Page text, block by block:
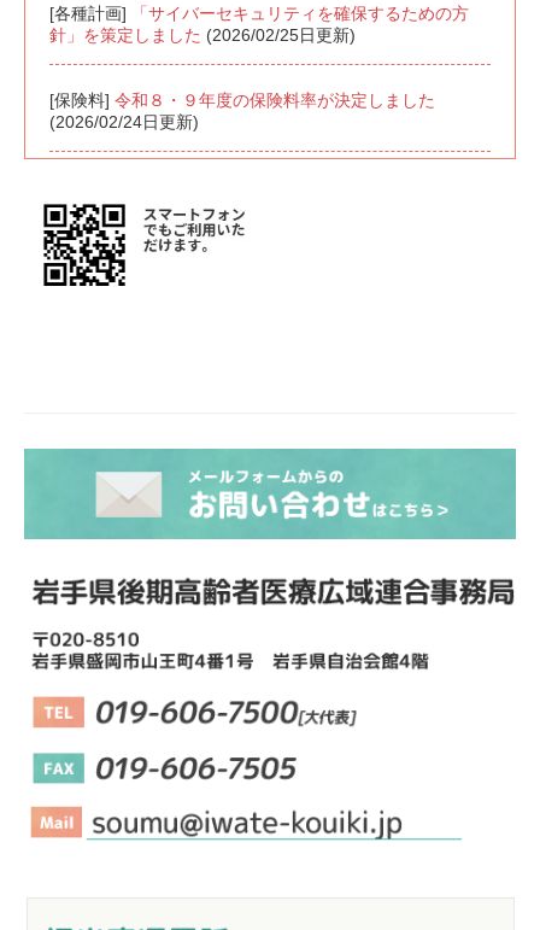
[各種計画]
「サイバーセキュリティを確保するための方
針」を策定しました (2026/02/25日更新)
[保険料] 令和８・９年度の保険料率が決定しました
(2026/02/24日更新)